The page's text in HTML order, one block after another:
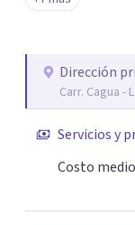
camino para la
Dirección
Carr. Cagua -
Servicios y
Costo